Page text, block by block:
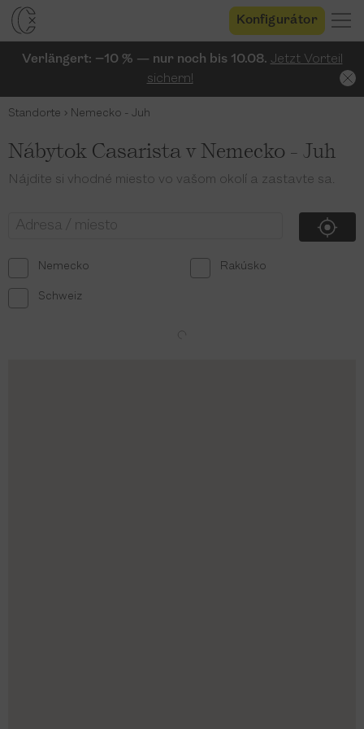
Konfigurátor
Verlängert: −10 % — nur noch bis 10.08. Jetzt Vorteil
sichern!
Standorte Nemecko - Juh
Nábytok Casarista v Nemecko - Juh
Nájdite si vhodné miesto vo vašom okolí a zastavte sa.
Nemecko Rakúsko
Schweiz